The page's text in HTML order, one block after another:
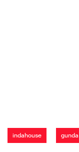
indahouse gunda